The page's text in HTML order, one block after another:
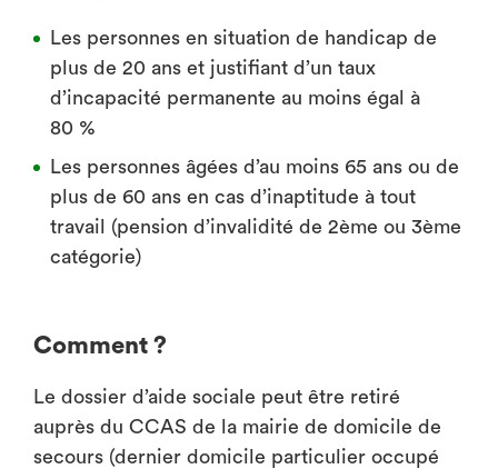
Les personnes en situation de handicap de
plus de 20 ans et justifiant d’un taux
d’incapacité permanente au moins égal à
80 %
Les personnes âgées d’au moins 65 ans ou de
plus de 60 ans en cas d’inaptitude à tout
travail (pension d’invalidité de 2ème ou 3ème
catégorie)
Comment ?
Le dossier d’aide sociale peut être retiré
auprès du CCAS de la mairie de domicile de
secours (dernier domicile particulier occupé